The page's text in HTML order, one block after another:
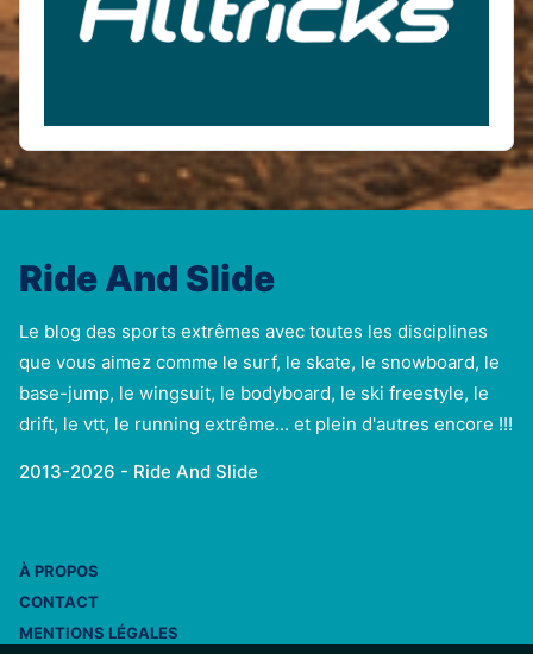
Ride And Slide
Le blog des sports extrêmes avec toutes les disciplines
que vous aimez comme le surf, le skate, le snowboard, le
base-jump, le wingsuit, le bodyboard, le ski freestyle, le
drift, le vtt, le running extrême... et plein d'autres encore !!!
2013-2026 - Ride And Slide
À PROPOS
CONTACT
MENTIONS LÉGALES